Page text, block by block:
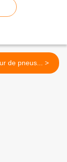
Distributeur de pneus... >